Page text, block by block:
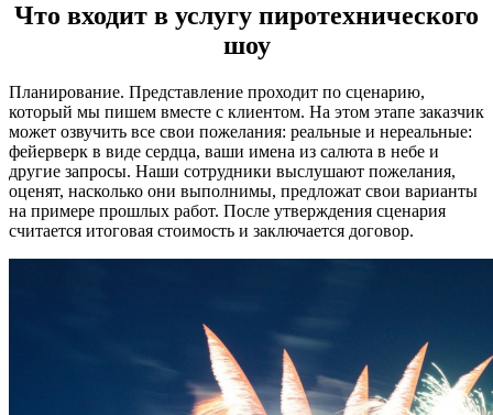
Что входит в услугу пиротехнического
шоу
Планирование. Представление проходит по сценарию,
который мы пишем вместе с клиентом. На этом этапе заказчик
может озвучить все свои пожелания: реальные и нереальные:
фейерверк в виде сердца, ваши имена из салюта в небе и
другие запросы. Наши сотрудники выслушают пожелания,
оценят, насколько они выполнимы, предложат свои варианты
на примере прошлых работ. После утверждения сценария
считается итоговая стоимость и заключается договор.